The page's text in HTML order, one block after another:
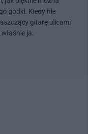
godki. Kiedy nie
gitarę ulicami
ja.